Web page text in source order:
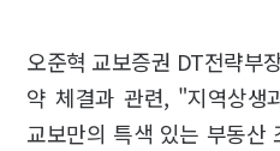
오준혁 교보증권 DT전략부
약 체결과 관련, "지역상생
교보만의 특색 있는 부동산